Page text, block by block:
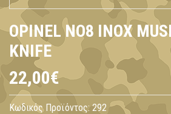
OPINEL NO8 INOX
KNIFE
22,00€
Κωδικός Προϊόντος: 292